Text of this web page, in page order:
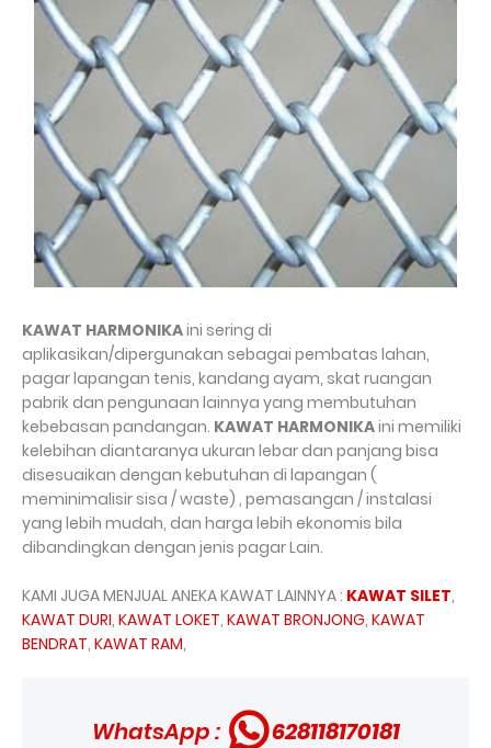
KAWAT HARMONIKAini sering di
aplikasikan/dipergunakan sebagai pembatas lahan,
pagar lapangan tenis, kandang ayam, skat ruangan
pabrik dan pengunaan lainnya yang membutuhan
kebebasan pandangan. KAWAT HARMONIKAini memiliki
kelebihan diantaranya ukuran lebar dan panjang bisa
disesuaikan dengan kebutuhan di lapangan (
meminimalisir sisa / waste) , pemasangan / instalasi
yang lebih mudah, dan harga lebih ekonomis bila
dibandingkan dengan jenis pagar Lain.
KAMI JUGA MENJUAL ANEKA KAWAT LAINNYA : KAWAT SILET,
KAWAT DURI, KAWAT LOKET, KAWAT BRONJONG, KAWAT
BENDRAT, KAWAT RAM,
WhatsApp : 628118170181